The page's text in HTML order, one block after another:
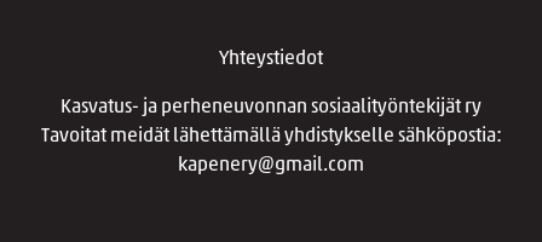
Yhteystiedot
Kasvatus- ja perheneuvonnan sosiaalityöntekijät ry
Tavoitat meidät lähettämällä yhdistykselle sähköpostia:
kapenery@gmail.com